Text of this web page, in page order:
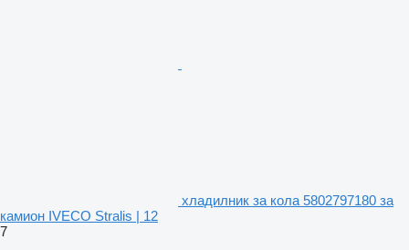
хладилник за кола 5802797180 за
камион IVECO Stralis | 12
7